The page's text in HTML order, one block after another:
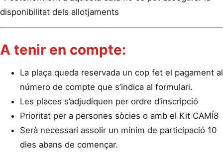
disponibilitat dels allotjaments
A tenir en compte:
La plaça queda reservada un cop fet el pagament al
número de compte que s’indica al formulari.
Les places s’adjudiquen per ordre d’inscripció
Prioritat per a persones sòcies o amb el Kit CAMÍ8
Serà necessari assolir un mínim de participació 10
dies abans de començar.